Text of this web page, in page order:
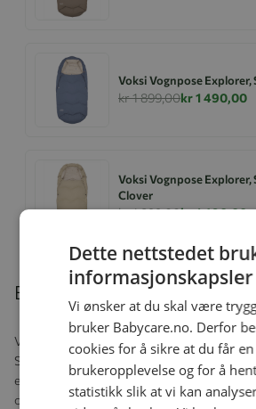
Voksi Vognpose Explorer,
kr 1 899,00kr 1 490,00
Voksi Vognpose Explorer,
Clover
kr 1 899,00kr 1 490,00
Beskrivelse
Voksi Baby Wrap passer de fleste
Smarte åpninger i ryggen gjør det enkelt å
eller barnevognen. Baby Wrap er utviklet
ofte reiser med babyen sin en løsning som
Dette nettstedet
informasjonskapsler
Vi ønsker at du skal være
bruker Babycare.no. Derfor
cookies for å sikre at du får
brukeropplevelse og for å
statistikk slik at vi kan